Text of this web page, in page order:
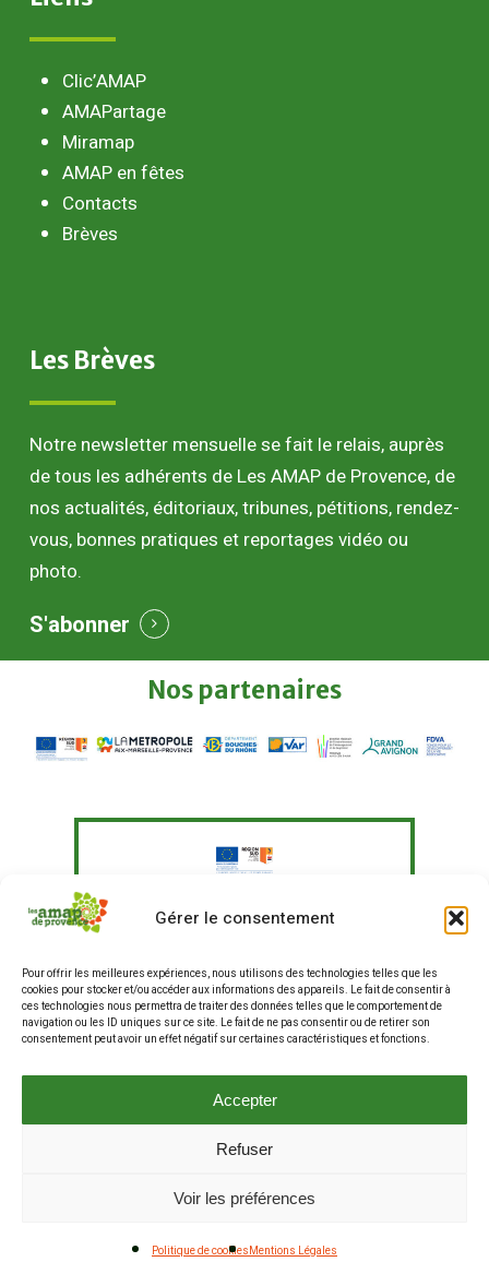
Gérer le consentement
Pour offrir les meilleures expériences, nous utilisons des technologies telles que les
cookies pour stocker et/ou accéder aux informations des appareils. Le fait de consentir à
ces technologies nous permettra de traiter des données telles que le comportement de
navigation ou les ID uniques sur ce site. Le fait de ne pas consentir ou de retirer son
consentement peut avoir un effet négatif sur certaines caractéristiques et fonctions.
Accepter
Refuser
Voir les préférences
Politique de cookiesMentions Légales
Clic’AMAP
AMAPartage
Miramap
AMAP en fêtes
Contacts
Brèves
Les Brèves
Notre newsletter mensuelle se fait le relais, auprès
de tous les adhérents de Les AMAP de Provence, de
nos actualités, éditoriaux, tribunes, pétitions, rendez-
vous, bonnes pratiques et reportages vidéo ou
photo.
S'abonner
Nos partenaires
Le Fonds Européen Agricole pour le
d'actions visant à "Agir pour une
alimentation plus durable en
entreprises et restauration hors
domicile, et renforcer les liens entre
La production de ce site internet a fait
partie de ce programme.
© 2025 Les AMAP de Provence . Tous droits réservés .